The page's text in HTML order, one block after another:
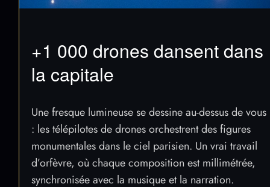
+1 000 drones dansent dans
la capitale
Une fresque lumineuse se dessine au-dessus de vous
: les télépilotes de drones orchestrent des figures
monumentales dans le ciel parisien. Un vrai travail